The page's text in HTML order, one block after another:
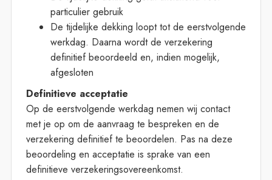
particulier gebruik
De tijdelijke dekking loopt tot de eerstvolgende
werkdag. Daarna wordt de verzekering
definitief beoordeeld en, indien mogelijk,
afgesloten
Definitieve acceptatie
Op de eerstvolgende werkdag nemen wij contact
met je op om de aanvraag te bespreken en de
verzekering definitief te beoordelen. Pas na deze
beoordeling en acceptatie is sprake van een
definitieve verzekeringsovereenkomst.